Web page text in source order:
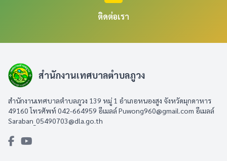
ติดต่อเรา
สำนักงานเทศบาลตำบลภูวง
สำนักงานเทศบาลตำบลภูวง 139 หมู่ 1 อำเภอหนองสูง จังหวัดมุกดาหาร
49160 โทรศัพท์ 042-664959 อีเมลล์Puwong960@gmail.com อีเมลล์
Saraban_05490703@dla.go.th